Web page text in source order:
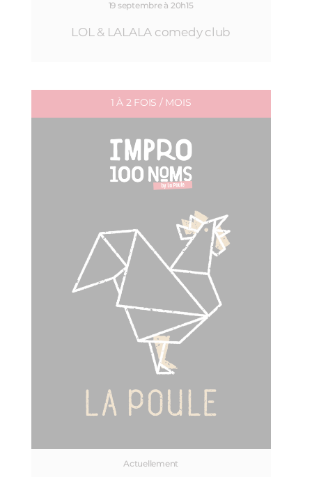
19 septembre à 20h15
LOL & LALALA comedy club
1 À 2 FOIS / MOIS
Actuellement